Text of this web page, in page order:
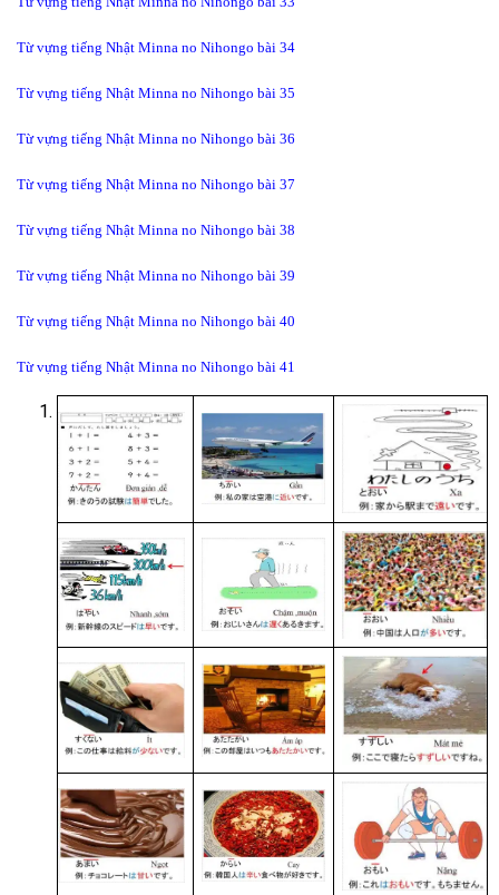
Từ vựng tiếng Nhật Minna no Nihongo bài 34
Từ vựng tiếng Nhật Minna no Nihongo bài 35
Từ vựng tiếng Nhật Minna no Nihongo bài 36
Từ vựng tiếng Nhật Minna no Nihongo bài 37
Từ vựng tiếng Nhật Minna no Nihongo bài 38
Từ vựng tiếng Nhật Minna no Nihongo bài 39
Từ vựng tiếng Nhật Minna no Nihongo bài 40
Từ vựng tiếng Nhật Minna no Nihongo bài 41